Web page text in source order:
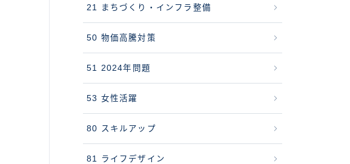
21 まちづくり・インフラ整備
50 物価高騰対策
51 2024年問題
53 女性活躍
80 スキルアップ
81 ライフデザイン